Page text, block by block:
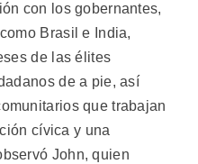
con los gobernantes,
Brasil e India,
de las élites
de a pie, así
que trabajan
cívica y una
John, quien